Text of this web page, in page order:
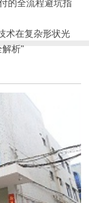
的全流程避坑指
术在复杂形状光
解析"